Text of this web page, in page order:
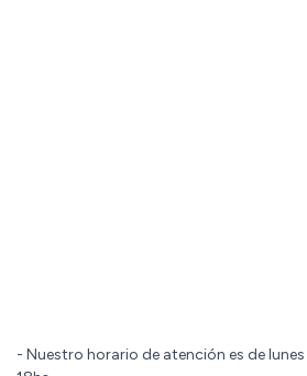
- Nuestro horario de atención es de